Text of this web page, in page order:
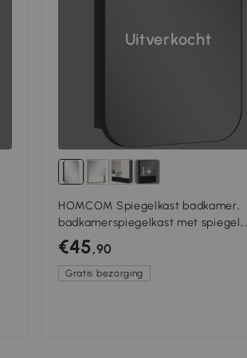
Uitverkocht
1+
HOMCOM Spiegelkast badkamer,
badkamerspiegelkast met spiegel,
verstelbare plank, 40,2 x 10,2 x
Zwart
€45,90
Gratis bezorging